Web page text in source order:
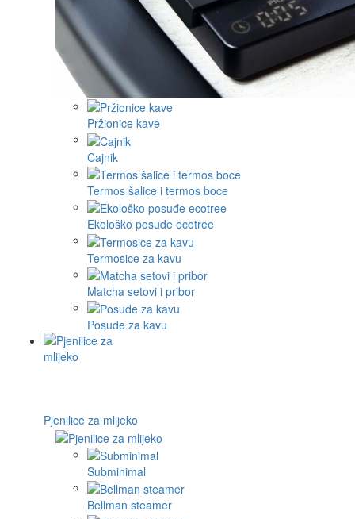
Pržionice kave
Čajnik
Termos šalice i termos boce
Ekološko posuđe ecotree
Termosice za kavu
Matcha setovi i pribor
Posude za kavu
Pjenilice za mlijeko
Subminimal
Bellman steamer